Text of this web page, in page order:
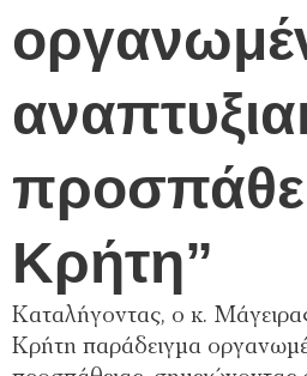
Κρήτη”
Καταλήγοντας, ο κ.
Κρήτη παράδειγμα